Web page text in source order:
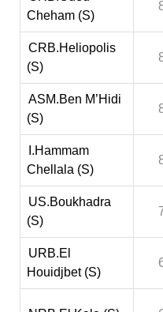
Cheham (S)
CRB.Heliopolis
(S)
ASM.Ben M’Hidi
(S)
I.Hammam
Chellala (S)
US.Boukhadra
(S)
URB.El
Houidjbet (S)